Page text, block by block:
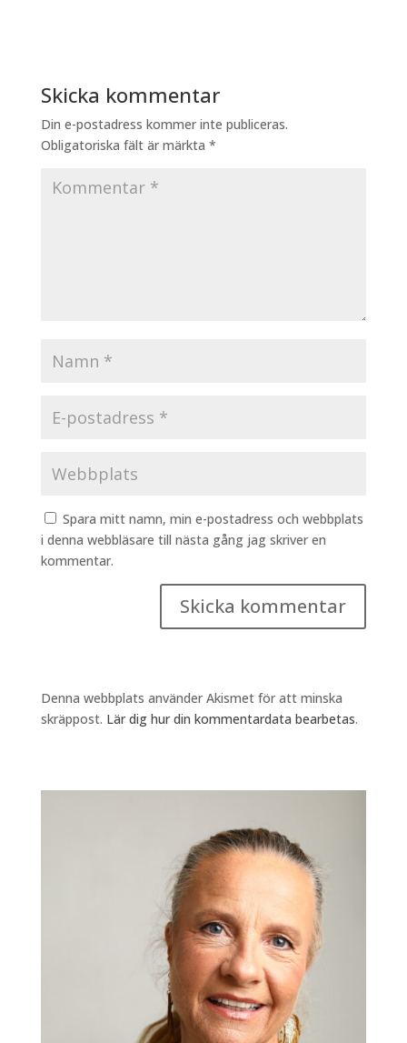
Skicka kommentar
Din e-postadress kommer inte publiceras.
Obligatoriska fält är märkta *
Spara mitt namn, min e-postadress och webbplats
i denna webbläsare till nästa gång jag skriver en
kommentar.
Denna webbplats använder Akismet för att minska
skräppost. Lär dig hur din kommentardata bearbetas.